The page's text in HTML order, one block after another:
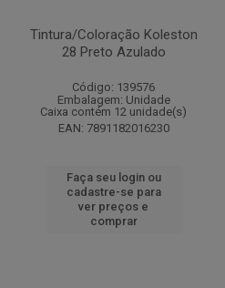
Tintura/Coloração Koleston
28 Preto Azulado
Código: 139576
Embalagem: Unidade
Caixa contém 12 unidade(s)
EAN: 7891182016230
Faça seu login ou
cadastre-se para
ver preços e
comprar